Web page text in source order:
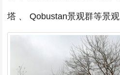
塔 、 Qobustan景观群等景观